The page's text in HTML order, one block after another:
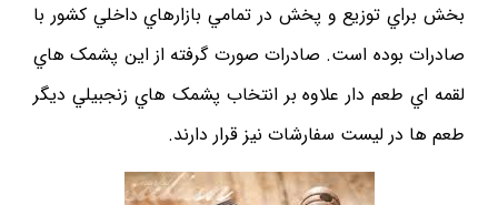
بخش براي توزيع و پخش در تمامي بازارهاي داخلي کشور با
صادرات بوده است. صادرات صورت گرفته از اين پشمک هاي
لقمه اي طعم دار علاوه بر انتخاب پشمک هاي زنجبيلي ديگر
طعم ها در ليست سفارشات نيز قرار دارند.